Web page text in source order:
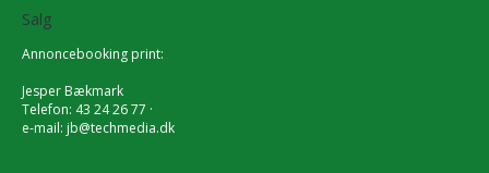
Salg
Annoncebooking print:
Jesper Bækmark
Telefon: 43 24 26 77 ·
e-mail: jb@techmedia.dk